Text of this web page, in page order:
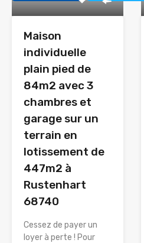
Maison
individuelle
plain pied de
84m2 avec 3
chambres et
garage sur un
terrain en
lotissement de
447m2 à
Rustenhart
68740
Cessez de payer un
loyer à perte ! Pour